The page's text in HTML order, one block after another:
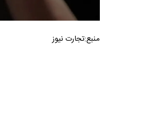
منبع:تجارت نیوز